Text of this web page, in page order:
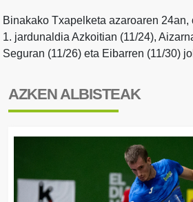
Binakako Txapelketa azaroaren 24an,
1. jardunaldia Azkoitian (11/24),
Seguran (11/26) eta Eibarren (11/30)
AZKEN ALBISTEAK